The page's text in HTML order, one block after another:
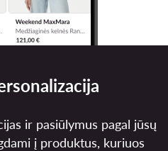
ir pasiūlymus pagal jūsų
į produktus, kuriuos